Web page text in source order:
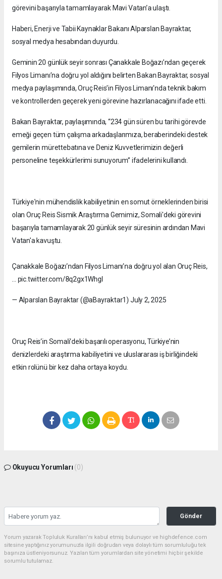
görevini başarıyla tamamlayarak Mavi Vatan’a ulaştı.
Haberi, Enerji ve Tabii Kaynaklar Bakanı Alparslan Bayraktar,
sosyal medya hesabından duyurdu.
Geminin 20 günlük seyir sonrası Çanakkale Boğazı’ndan geçerek
Filyos Limanı’na doğru yol aldığını belirten Bakan Bayraktar, sosyal
medya paylaşımında, Oruç Reis’in Filyos Limanı’nda teknik bakım
ve kontrollerden geçerek yeni görevine hazırlanacağını ifade etti.
Bakan Bayraktar, paylaşımında, “234 gün süren bu tarihi görevde
emeği geçen tüm çalışma arkadaşlarımıza, beraberindeki destek
gemilerin mürettebatına ve Deniz Kuvvetlerimizin değerli
personeline teşekkürlerimi sunuyorum” ifadelerini kullandı.
Türkiye'nin mühendislik kabiliyetinin en somut örneklerinden birisi
olan Oruç Reis Sismik Araştırma Gemimiz, Somali'deki görevini
başarıyla tamamlayarak 20 günlük seyir süresinin ardından Mavi
Vatan'a kavuştu.
Çanakkale Boğazı’ndan Filyos Limanı’na doğru yol alan Oruç Reis,
… pic.twitter.com/8q2gx1Whgl
— Alparslan Bayraktar (@aBayraktar1) July 2, 2025
Oruç Reis’in Somali’deki başarılı operasyonu, Türkiye’nin
denizlerdeki araştırma kabiliyetini ve uluslararası iş birliğindeki
etkin rolünü bir kez daha ortaya koydu.
Okuyucu Yorumları (0)
Gönder
Yorum yazarak Topluluk Kuralları’nı kabul etmiş bulunuyor ve highdefence.com
sitesine yaptığınız yorumunuzla ilgili doğrudan veya dolaylı tüm sorumluluğu tek
başınıza üstleniyorsunuz. Yazılan tüm yorumlardan site yönetimi hiçbir şekilde
sorumlu tutulamaz.